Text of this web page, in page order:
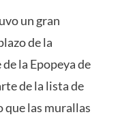
un gran
de la
la Epopeya de
de la lista de
que las murallas